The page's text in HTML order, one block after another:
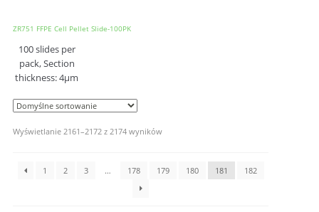
ZR751 FFPE Cell Pellet Slide-100PK
100 slides per
pack, Section
thickness: 4μm
Wyświetlanie 2161–2172 z 2174 wyników
1 2 3 … 178 179 180 181 182